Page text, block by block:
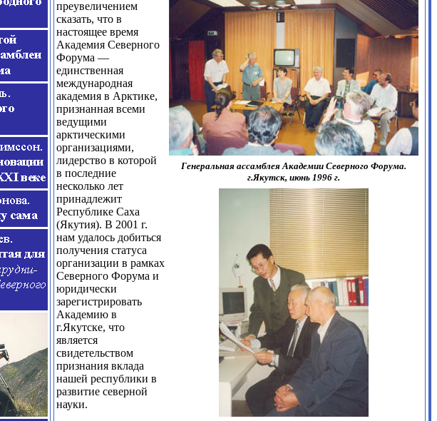
Генеральная ассамблея Академии Северного Форума.
г.Якутск, июнь 1996 г.
преувеличением
сказать, что в
настоящее время
Академия Северного
Форума —
единственная
международная
академия в Арктике,
признанная всеми
ведущими
арктическими
организациями,
лидерство в которой
в последние
несколько лет
принадлежит
Республике Саха
(Якутия). В 2001 г.
нам удалось добиться
получения статуса
организации в рамках
Северного Форума и
юридически
зарегистрировать
Академию в
г.Якутске, что
является
свидетельством
признания вклада
нашей республики в
развитие северной
науки.